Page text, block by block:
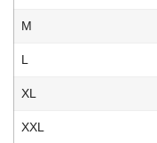
M
L
XL
XXL